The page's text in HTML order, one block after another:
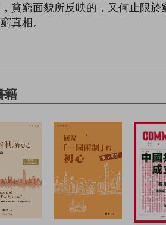
貧窮面貌所反映的，又何止限
真相。
籍